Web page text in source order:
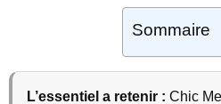
Sommaire
L’essentiel a retenir : Chic